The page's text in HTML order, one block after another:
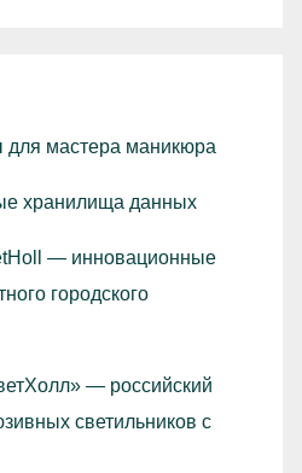
мастера маникюра
хранилища данных
— инновационные
городского
— российский
светильников с